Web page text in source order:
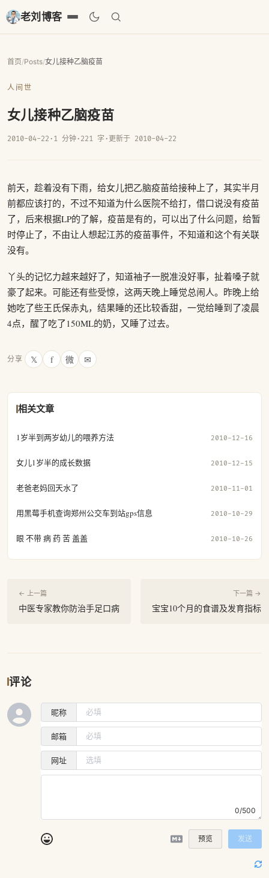
老刘博客
首页/Posts/女儿接种乙脑疫苗
人间世
女儿接种乙脑疫苗
2010-04-22 · 1 分钟· 221 字 · 更新于 2010-04-22
前天，趁着没有下雨，给女儿把乙脑疫苗给接种上了，其实半月
前都应该打的，不过不知道为什么医院不给打，借口说没有疫苗
了，后来根据LP的了解，疫苗是有的，可以出了什么问题，给暂
时停止了，不由让人想起江苏的疫苗事件，不知道和这个有关联
没有。
丫头的记忆力越来越好了，知道袖子一脱准没好事，扯着嗓子就
豪了起来。可能还有些受惊，这两天晚上睡觉总闹人。昨晚上给
她吃了些王氏保赤丸，结果睡的还比较香甜，一觉给睡到了凌晨
4点，醒了吃了150ML的奶，又睡了过去。
分享 𝕏 f 微 ✉
相关文章
1岁半到两岁幼儿的喂养方法 2010-12-16
女儿1岁半的成长数据 2010-12-15
老爸老妈回天水了 2010-11-01
用黑莓手机查询郑州公交车到站gps信息 2010-10-29
眼 不带 病 药 苦 盖盖 2010-10-26
← 上一篇
中医专家教你防治手足口病
下一篇 →
宝宝10个月的食谱及发育指标
评论
昵称
邮箱
网址
0/500
预览 发送